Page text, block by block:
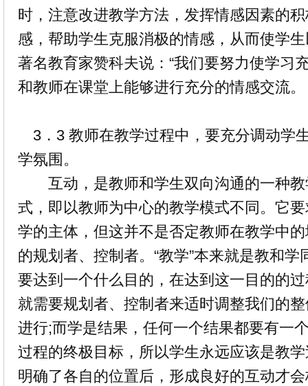
时，注意改进教学方法，发挥情感因素的
感，帮助学生克服消极的情感，从而使学
著名教育家赞科夫说：“我们要努力使学习
和教师在课堂上能够进行充分的情感交流。
3．3 教师在教学过程中，要充分调动学
学氛围。
互动，是教师和学生双向沟通的一种教
式，即以教师为中心的教学模式不同。它
学的主体，但这并不是否定教师在教学中
的规划者、控制者。“教学”本来就是教和
要达到一个什么目的，在达到这一目的的
就需要规划者、控制者来适时调整我们的
进行;而学是结果，任何一个结果都要有一
过程的终极目标，所以学生永远应该是教
明确了各自的位置后，形成良好的互动才